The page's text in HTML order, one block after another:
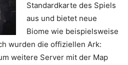
Standardkarte des Spiels
aus und bietet neue
Biome wie beispielsweise
wurden die offiziellen Ark:
weitere Server mit der Map